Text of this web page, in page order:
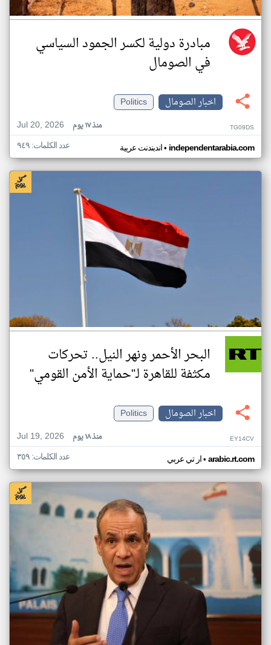
مبادرة دولية لكسر الجمود السياسي
في الصومال
اخبار الصومال
Politics
Jul 20, 2026
منذ ١٧ يوم TG09DS
اندبندنت عربية• independentarabia.com عدد الكلمات: ٩٤٩
البحر الأحمر ونهر النيل.. تحركات
مكثفة للقاهرة لـ"حماية الأمن القومي"
اخبار الصومال
Politics
Jul 19, 2026
منذ ١٨ يوم EY14CV
ار تي عربي• arabic.rt.com عدد الكلمات: ٣٥٩